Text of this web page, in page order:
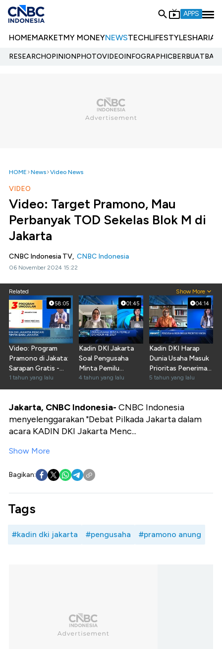
APPS
HOMEMARKETMY MONEYNEWSTECHLIFESTYLESHARIA
RESEARCHOPINIONPHOTOVIDEOINFOGRAPHIC
HOME News Video News
VIDEO
Video: Target Pramono, Mau
Perbanyak TOD Sekelas Blok M di
Jakarta
CNBC Indonesia TV, CNBC Indonesia
06 November 2024 15:22
Related Show More
58:05
Video: Program
Pramono di Jakata:
Sarapan Gratis -
Bangun RSUD
Cakung
1 tahun yang lalu
01:45
Kadin DKI Jakarta
Soal Pengusaha
Minta Pemilu
Diundur ke 2027
4 tahun yang lalu
04:14
Kadin DKI Harap
Dunia Usaha Masuk
Prioritas Penerima
Vaksin
5 tahun yang lalu
Jakarta, CNBC Indonesia- CNBC Indonesia
menyelenggarakan "Debat Pilkada Jakarta dalam
acara KADIN DKI Jakarta Menc...
Show More
Bagikan:
Tags
#kadin dki jakarta #pengusaha #pramono anung